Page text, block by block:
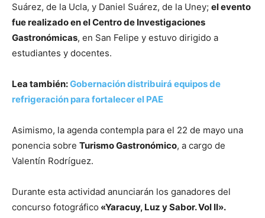
Suárez, de la Ucla, y Daniel Suárez, de la Uney; el evento
fue realizado en el Centro de Investigaciones
Gastronómicas, en San Felipe y estuvo dirigido a
estudiantes y docentes.
Lea también:Gobernación distribuirá equipos de
refrigeración para fortalecer el PAE
Asimismo, la agenda contempla para el 22 de mayo una
ponencia sobre Turismo Gastronómico, a cargo de
Valentín Rodríguez.
Durante esta actividad anunciarán los ganadores del
concurso fotográfico «Yaracuy, Luz y Sabor. Vol II».